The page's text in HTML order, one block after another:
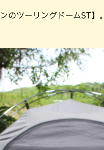
のツーリングドームST】。